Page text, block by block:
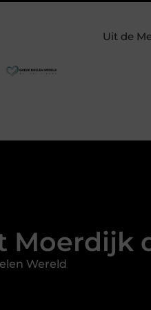
moment
Uit de
Moerdijk
Wereld